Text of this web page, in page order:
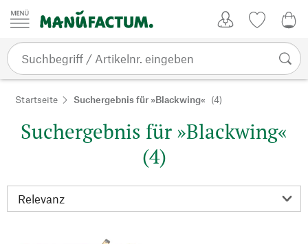
Zum Inhalt springen
Startseite Suchergebnis für »Blackwing« (4)
Suchergebnis für »Blackwing«
(4)